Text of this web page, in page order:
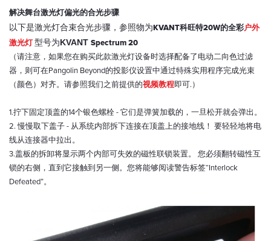
解决舞台激光灯偏光的合光步骤
以下是激光灯合束合光步骤，参照物为KVANT科旺特20W的全彩户外
激光灯型号为KVANT Spectrum 20
（请注意，如果您在购买此款激光灯设备时选择配备了电动二向色过滤
器，则可在Pangolin Beyond的投影仪设置中通过特殊实用程序完成光束
（颜色）对齐。请参照我们之前提供的视频教程即可.）
1.拧下固定顶盖的14个银色螺栓 - 它们是弹簧加载的，一旦松开就会弹出。
2. 慢慢取下盖子 - 从系统内部拆下连接在顶盖上的接地线！ 要轻轻地将电
线从连接器中拉出。
3.盖板的拆卸将显示两个内部可失效的磁性联锁装置。 您必须翻转磁性互
锁的右侧，直到它接触到另一侧。您将能够阅读警告标签“Interlock
Defeated”。